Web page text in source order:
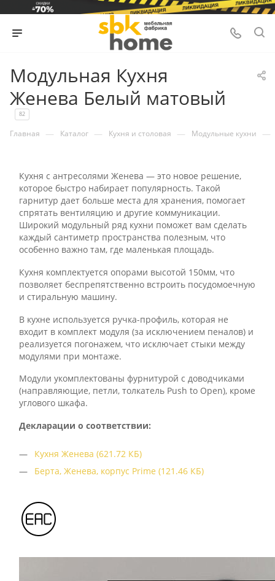
Модульная Кухня
Женева Белый матовый
82
Главная — Каталог — Кухня и столовая — Модульные кухни —
Кухня с антресолями Женева — это новое решение,
которое быстро набирает популярность. Такой
гарнитур дает больше места для хранения, помогает
спрятать вентиляцию и другие коммуникации.
Широкий модульный ряд кухни поможет вам сделать
каждый сантиметр пространства полезным, что
особенно важно там, где маленькая площадь.
Кухня комплектуется опорами высотой 150мм, что
позволяет беспрепятственно встроить посудомоечную
и стиральную машину.
В кухне используется ручка-профиль, которая не
входит в комплект модуля (за исключением пеналов) и
реализуется погонажем, что исключает стыки между
модулями при монтаже.
Модули укомплектованы фурнитурой с доводчиками
(направляющие, петли, толкатель Push to Open), кроме
углового шкафа.
Декларации о соответствии:
Кухня Женева (621.72 КБ)
Берта, Женева, корпус Prime (121.46 КБ)